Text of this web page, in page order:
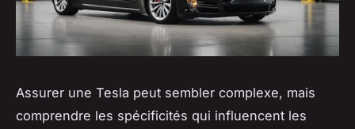
Assurer une Tesla peut sembler complexe, mais
comprendre les spécificités qui influencent les